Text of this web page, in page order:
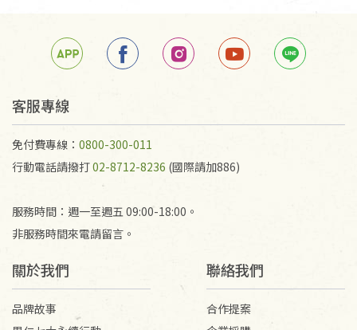
若未保持原包裝方式或未使用原箱退回，導致書籍有
任何折損、磨損、污損或凹角，將不接受退貨，也不
不接受退貨之手抄稿，為敬重法寶故，里仁網購無法
代為結緣處理等。 若需將手抄稿寄還給消費者，因而
產生的運費100元/箱將由消費者負擔。
客服專線
免付費專線： 0800-300-011
行動電話請撥打02-8712-8236 (國際請加886)
服務時間：週一至週五 09:00-18:00。
非服務時間來電請留言。
關於我們
品牌故事
聯絡我們
合作提案